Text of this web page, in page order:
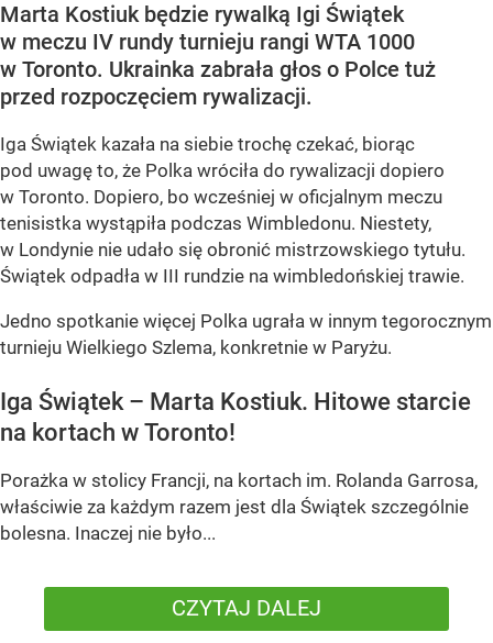
Marta Kostiuk będzie rywalką Igi Świątek
w meczu IV rundy turnieju rangi WTA 1000
w Toronto. Ukrainka zabrała głos o Polce tuż
przed rozpoczęciem rywalizacji.
Iga Świątek kazała na siebie trochę czekać, biorąc
pod uwagę to, że Polka wróciła do rywalizacji dopiero
w Toronto. Dopiero, bo wcześniej w oficjalnym meczu
tenisistka wystąpiła podczas Wimbledonu. Niestety,
w Londynie nie udało się obronić mistrzowskiego tytułu.
Świątek odpadła w III rundzie na wimbledońskiej trawie.
Jedno spotkanie więcej Polka ugrała w innym tegorocznym
turnieju Wielkiego Szlema, konkretnie w Paryżu.
Iga Świątek – Marta Kostiuk. Hitowe starcie
na kortach w Toronto!
Porażka w stolicy Francji, na kortach im. Rolanda Garrosa,
właściwie za każdym razem jest dla Świątek szczególnie
bolesna. Inaczej nie było...
CZYTAJ DALEJ